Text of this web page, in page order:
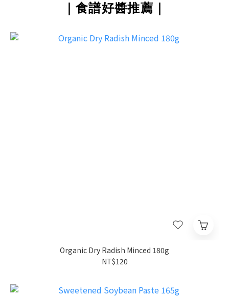
｜食譜好醬推薦｜
Organic Dry Radish Minced 180g
NT$120